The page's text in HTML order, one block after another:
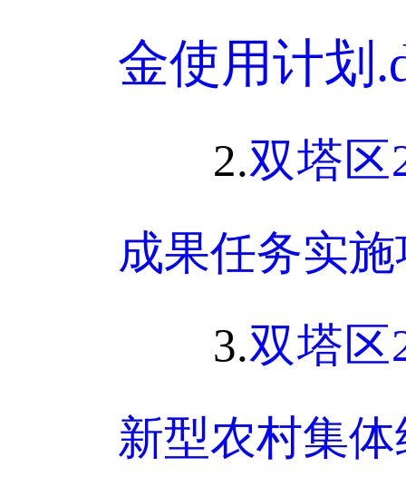
金使用计划
2.双塔区
成果任务实
3.双塔区
新型农村集